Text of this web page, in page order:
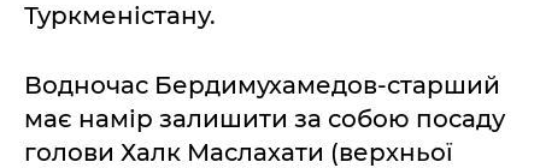
Туркменістану.
Водночас Бердимухамедов-старший
має намір залишити за собою посаду
голови Халк Маслахати (верхньої